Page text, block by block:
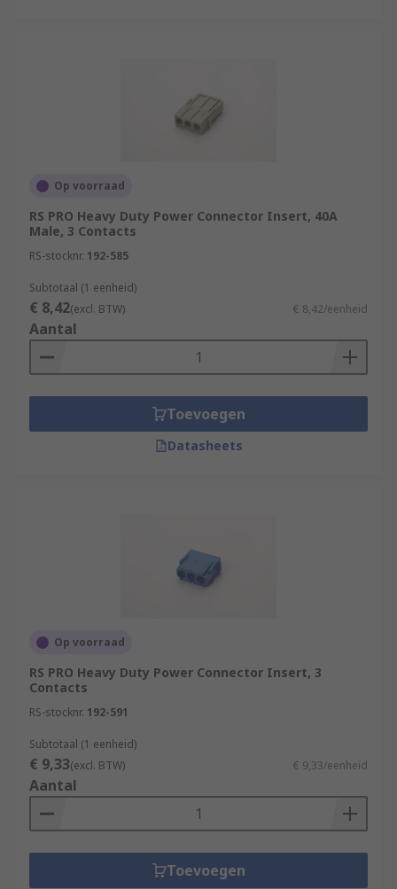
Op voorraad
RS PRO Heavy Duty Power Connector Insert, 40A
Male, 3 Contacts
RS-stocknr. 192-585
Subtotaal (1 eenheid)
€ 8,42(excl. BTW) € 8,42/eenheid
Aantal
Toevoegen
Datasheets
Op voorraad
RS PRO Heavy Duty Power Connector Insert, 3
Contacts
RS-stocknr. 192-591
Subtotaal (1 eenheid)
€ 9,33(excl. BTW) € 9,33/eenheid
Aantal
Toevoegen